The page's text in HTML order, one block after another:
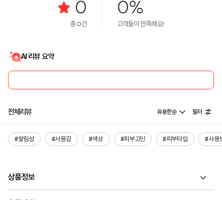
0
총0건
0%
고객들이 만족해요!
AI 리뷰 요약
전체리뷰 유용한순 필터
#발림성 #사용감 #색상 #피부고민 #피부타입 #사용
상품정보